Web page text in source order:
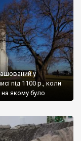
у
під 1100 р., коли
на якому було
стольне
літописного
що Чорторийськ […]